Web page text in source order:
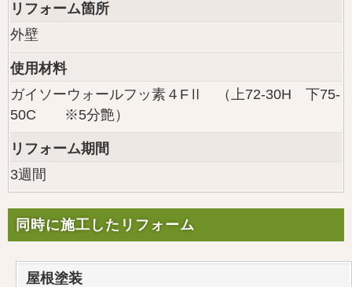
リフォーム箇所
外壁
使用材料
ガイソーウォールフッ素４FⅡ （上72-30H 下75-
50C ※5分艶）
リフォーム期間
3週間
同時に施工したリフォーム
屋根塗装